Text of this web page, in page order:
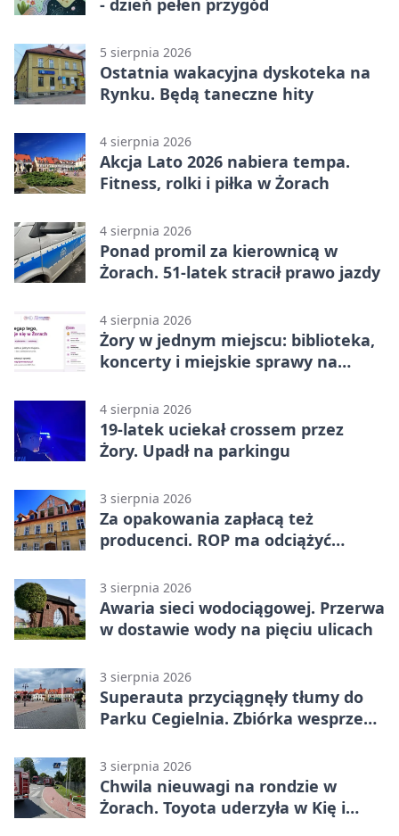
5 sierpnia 2026
Ostatnia wakacyjna dyskoteka na
Rynku. Będą taneczne hity
4 sierpnia 2026
Akcja Lato 2026 nabiera tempa.
Fitness, rolki i piłka w Żorach
4 sierpnia 2026
Ponad promil za kierownicą w
Żorach. 51-latek stracił prawo jazdy
4 sierpnia 2026
Żory w jednym miejscu: biblioteka,
koncerty i miejskie sprawy na
4 sierpnia 2026
19-latek uciekał crossem przez
Żory. Upadł na parkingu
3 sierpnia 2026
Za opakowania zapłacą też
producenci. ROP ma odciążyć
3 sierpnia 2026
Awaria sieci wodociągowej. Przerwa
w dostawie wody na pięciu ulicach
3 sierpnia 2026
Superauta przyciągnęły tłumy do
Parku Cegielnia. Zbiórka wesprze
3 sierpnia 2026
Chwila nieuwagi na rondzie w
Żorach. Toyota uderzyła w Kię i